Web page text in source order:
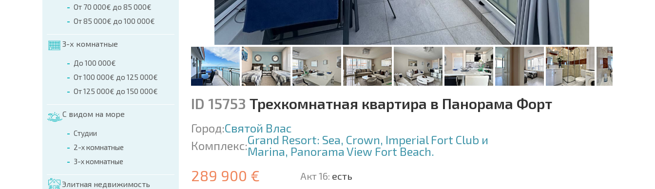
От 70 000€ до 85 000€
От 85 000€ до 100 000€
3-х комнатные
До 100 000€
От 100 000€ до 125 000€
От 125 000€ до 150 000€
С видом на море
Студии
2-х комнатные
3-х комнатные
Элитная недвижимость
ID 15753 Трехкомнатная квартира в Панорама Форт
Город:Святой Влас
Комплекс:Grand Resort: Sea, Crown, Imperial Fort Club и
Marina, Panorama View Fort Beach.
289 900 € Акт 16: есть